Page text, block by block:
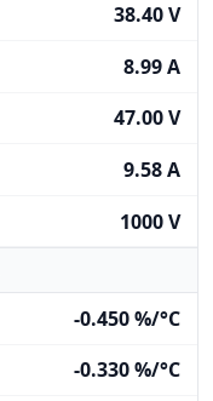
38.40 V
8.99 A
47.00 V
9.58 A
1000 V
-0.450 %/°C
-0.330 %/°C